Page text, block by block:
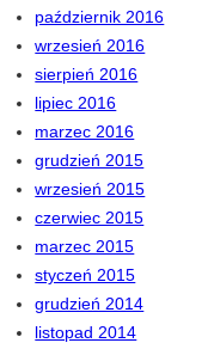
październik 2016
wrzesień 2016
sierpień 2016
lipiec 2016
marzec 2016
grudzień 2015
wrzesień 2015
czerwiec 2015
marzec 2015
styczeń 2015
grudzień 2014
listopad 2014